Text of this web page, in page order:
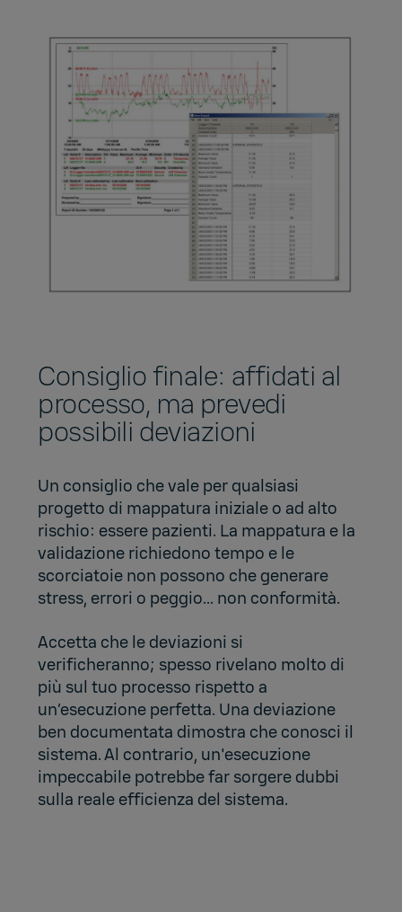
Consiglio finale: affidati al
processo, ma prevedi
possibili deviazioni
Un consiglio che vale per qualsiasi
progetto di mappatura iniziale o ad alto
rischio: essere pazienti. La mappatura e la
validazione richiedono tempo e le
scorciatoie non possono che generare
stress, errori o peggio... non conformità.
Accetta che le deviazioni si
verificheranno; spesso rivelano molto di
più sul tuo processo rispetto a
un’esecuzione perfetta. Una deviazione
ben documentata dimostra che conosci il
sistema. Al contrario, un'esecuzione
impeccabile potrebbe far sorgere dubbi
sulla reale efficienza del sistema.